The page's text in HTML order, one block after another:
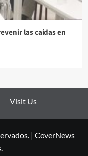
las caídas en
Visit Us
| CoverNews